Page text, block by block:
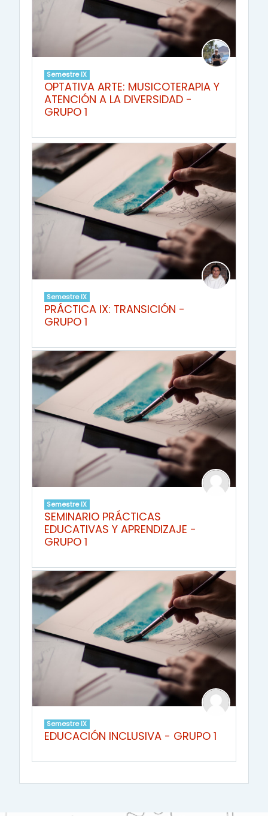
Semestre IX
OPTATIVA ARTE: MUSICOTERAPIA Y
ATENCIÓN A LA DIVERSIDAD -
GRUPO 1
Semestre IX
PRÁCTICA IX: TRANSICIÓN -
GRUPO 1
Semestre IX
SEMINARIO PRÁCTICAS
EDUCATIVAS Y APRENDIZAJE -
GRUPO 1
Semestre IX
EDUCACIÓN INCLUSIVA - GRUPO 1